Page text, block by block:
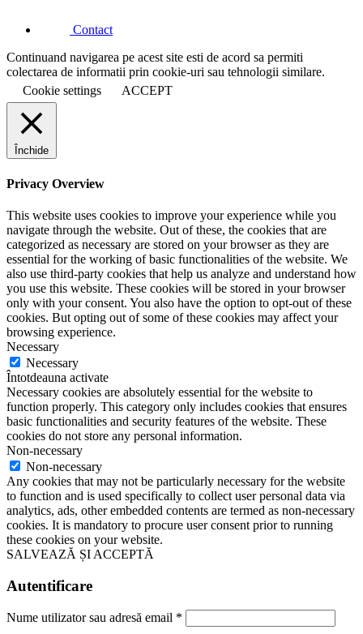
Contact
Continuand navigarea pe acest site esti de acord sa permiti
colectarea de informatii prin cookie-uri sau tehnologii similare.
Cookie settings
ACCEPT
Închide
Privacy Overview
This website uses cookies to improve your experience while you
navigate through the website. Out of these, the cookies that are
categorized as necessary are stored on your browser as they are
essential for the working of basic functionalities of the website. We
also use third-party cookies that help us analyze and understand how
you use this website. These cookies will be stored in your browser
only with your consent. You also have the option to opt-out of these
cookies. But opting out of some of these cookies may affect your
browsing experience.
Necessary
Necessary
Întotdeauna activate
Necessary cookies are absolutely essential for the website to
function properly. This category only includes cookies that ensures
basic functionalities and security features of the website. These
cookies do not store any personal information.
Non-necessary
Non-necessary
Any cookies that may not be particularly necessary for the website
to function and is used specifically to collect user personal data via
analytics, ads, other embedded contents are termed as non-necessary
cookies. It is mandatory to procure user consent prior to running
these cookies on your website.
SALVEAZĂ ȘI ACCEPTĂ
Autentificare
Nume utilizator sau adresă email *